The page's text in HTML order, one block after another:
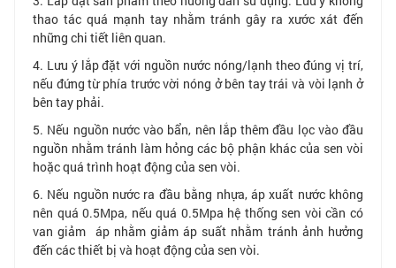
thao tác quá mạnh tay nhằm tránh gây ra xước xát đến
những chi tiết liên quan.
4. Lưu ý lắp đặt với nguồn nước nóng/lạnh theo đúng vị trí,
nếu đứng từ phía trước vời nóng ở bên tay trái và vòi lạnh ở
bên tay phải.
5. Nếu nguồn nước vào bẩn, nên lắp thêm đầu lọc vào đầu
nguồn nhằm tránh làm hỏng các bộ phận khác của sen vòi
hoặc quá trình hoạt động của sen vòi.
6. Nếu nguồn nước ra đầu bằng nhựa, áp xuất nước không
nên quá 0.5Mpa, nếu quá 0.5Mpa hệ thống sen vòi cần có
van giảm áp nhằm giảm áp suất nhằm tránh ảnh hưởng
đến các thiết bị và hoạt động của sen vòi.